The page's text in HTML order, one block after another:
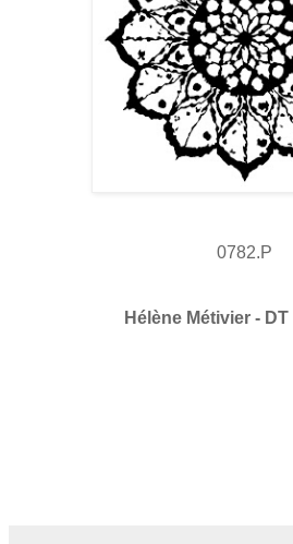
0782.P
Hélène Métivier -